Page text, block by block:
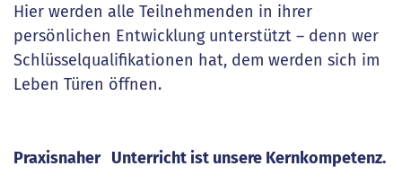
Hier werden alle Teilnehmenden in ihrer
persönlichen Entwicklung unterstützt – denn wer
Schlüsselqualifikationen hat, dem werden sich im
Leben Türen öffnen.
Praxisnaher Unterricht ist unsere Kernkompetenz.